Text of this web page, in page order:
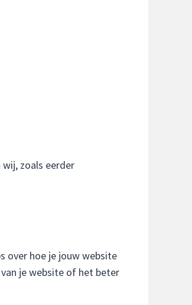
zoals eerder
over hoe je jouw website
je website of het beter